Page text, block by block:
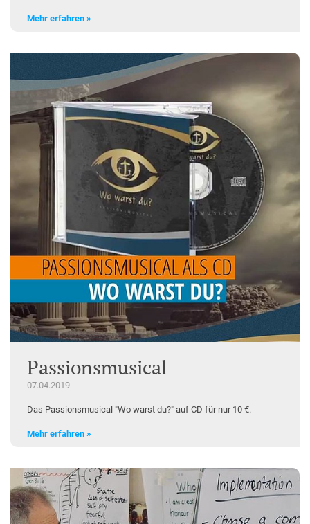
Mehr erfahren »
Passionsmusical
07.04.2019
Das Passionsmusical "Wo warst du?" auf CD für nur 10 €.
Mehr erfahren »